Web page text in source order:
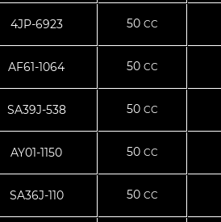
4JP-6923 50 CC
AF61-1064 50 CC
SA39J-538 50 CC
AY01-1150 50 CC
SA36J-110 50 CC